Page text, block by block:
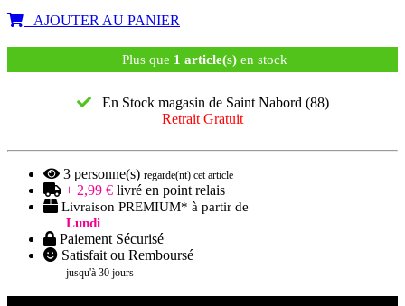
AJOUTER AU PANIER
Plus que 1 article(s)en stock
En Stock magasin de Saint Nabord (88)
Retrait Gratuit
3 personne(s) regarde(nt) cet article
+ 2,99 € livré en point relais
Livraison PREMIUM* à partir de
Lundi
Paiement Sécurisé
Satisfait ou Remboursé
jusqu'à 30 jours